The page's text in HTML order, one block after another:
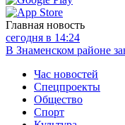
Главная новость
сегодня в 14:24
В Знаменском районе
Час новостей
Спецпроекты
Общество
Спорт